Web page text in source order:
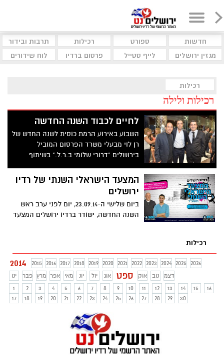
חדשות ספורט רכילות
תרבות ובידור
מגזין ירושלים
לייף סטייל פרסום ברדיו לוח שידורים
רכילות
רכילות ולילה
לחיים לכבוד השנה החדשה
השבוע באירוע הרמת כוסית לשנה החדש של
רן לוי מבעלי משרד הפרסום המוביל
בירושלים "דרורי שלומי ב.ר.ל." בשיתוף
עסקים, לקוחות של משרד הפרסום וחברים
המצעד הישראלי השנתי של רדיו
ירושלים
ביום שלישי ה-23.09.14, יום לפני ערב ראש
השנה החדשה, ישודר ברדיו ירושלים המצעד
רכילות
2014 2015 2016 2017 2018 2019 2020 2021 2022 2023 2024 2025
2026
ינו
פבר מרץ אפר מאי יונ יול אוג ספט אוק נוב
דצמ
1
2 3 4 5 6 7 8 9 10 11 12 13 14 15
16
17
18 19 20 21 22 23 24 25 26 27 28 29 30